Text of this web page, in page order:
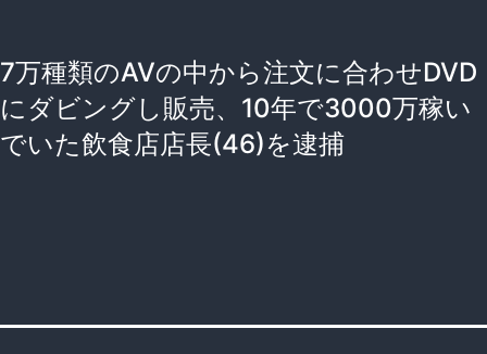
7万種類のAVの中から注文に合わせDVD
にダビングし販売、10年で3000万稼い
でいた飲食店店長(46)を逮捕